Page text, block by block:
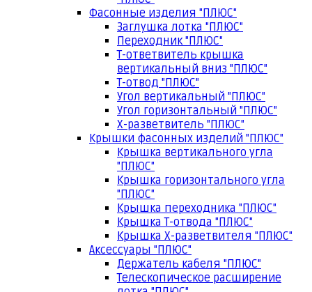
Фасонные изделия "ПЛЮС"
Заглушка лотка "ПЛЮС"
Переходник "ПЛЮС"
Т-ответвитель крышка
вертикальный вниз "ПЛЮС"
Т-отвод "ПЛЮС"
Угол вертикальный "ПЛЮС"
Угол горизонтальный "ПЛЮС"
Х-разветвитель "ПЛЮС"
Крышки фасонных изделий "ПЛЮС"
Крышка вертикального угла
"ПЛЮС"
Крышка горизонтального угла
"ПЛЮС"
Крышка переходника "ПЛЮС"
Крышка Т-отвода "ПЛЮС"
Крышка Х-разветвителя "ПЛЮС"
Аксессуары "ПЛЮС"
Держатель кабеля "ПЛЮС"
Телескопическое расширение